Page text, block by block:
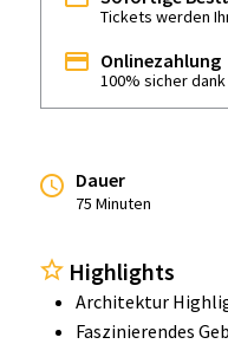
Tickets werden
Onlinezahlung
100% sicher
Dauer
75 Minuten
Highlights
Architektur
Faszinierendes